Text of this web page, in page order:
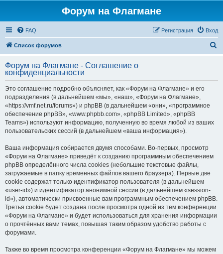
Форум на Флагмане
FAQ Вход
Регистрация
Список форумов
с
Форум на Флагмане - Соглашение о
конфиденциальности
Это соглашение подробно объясняет, как «Форум на Флагмане» и его
подразделения (в дальнейшем «мы», «наш», «Форум на Флагмане»,
«https://vmf.net.ru/forums») и phpBB (в дальнейшем «они», «программное
обеспечение phpBB», «www.phpbb.com», «phpBB Limited», «phpBB
Teams») используют информацию, полученную во время любой из ваших
пользовательских сессий (в дальнейшем «ваша информация»).
Ваша информация собирается двумя способами. Во-первых, просмотр
«Форум на Флагмане» приведёт к созданию программным обеспечением
phpBB определённого числа cookies (небольшие текстовые файлы,
загружаемые в папку временных файлов вашего браузера). Первые две
cookie содержат только идентификатор пользователя (в дальнейшем
«user-id») и идентификатор анонимной сессии (в дальнейшем «session-
id»), автоматически присвоенные вам программным обеспечением phpBB.
Третья cookie будет создана после просмотра одной из тем конференции
«Форум на Флагмане» и будет использоваться для хранения информации
о прочтённых вами темах, повышая таким образом удобство работы с
форумами.
Также во время просмотра конференции «Форум на Флагмане» мы можем